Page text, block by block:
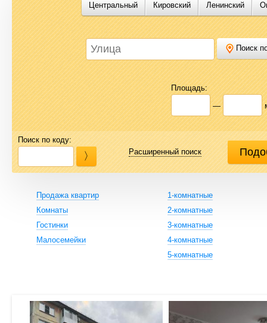
Likado.ru – сайт актуальных и достоверных объявлений по
или купить квартиру, найти землю под строительство,
Likado.ru, чтобы сэкономить время и силы в поисках нужного
Центральный
Кировский Ленинский
Поиск
Площадь:
—
Поиск по коду:
Расширенный поиск
Продажа квартир
Комнаты
Гостинки
Малосемейки
1-комнатные
2-комнатные
3-комнатные
4-комнатные
5-комнатные